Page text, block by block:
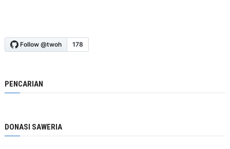
PENCARIAN
DONASI SAWERIA